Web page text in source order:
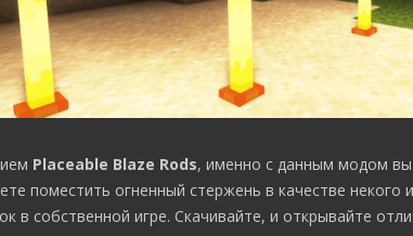
Placeable Blaze Rods, именно с данным модом
поместить огненный стержень в качестве
в собственной игре. Скачивайте, и открывайте